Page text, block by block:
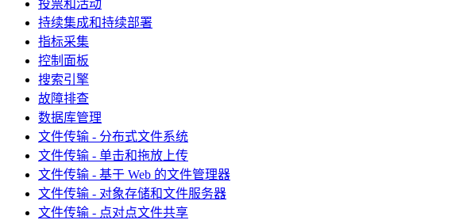
投票和活动
持续集成和持续部署
指标采集
控制面板
搜索引擎
故障排查
数据库管理
文件传输 - 分布式文件系统
文件传输 - 单击和拖放上传
文件传输 - 基于 Web 的文件管理器
文件传输 - 对象存储和文件服务器
文件传输 - 点对点文件共享